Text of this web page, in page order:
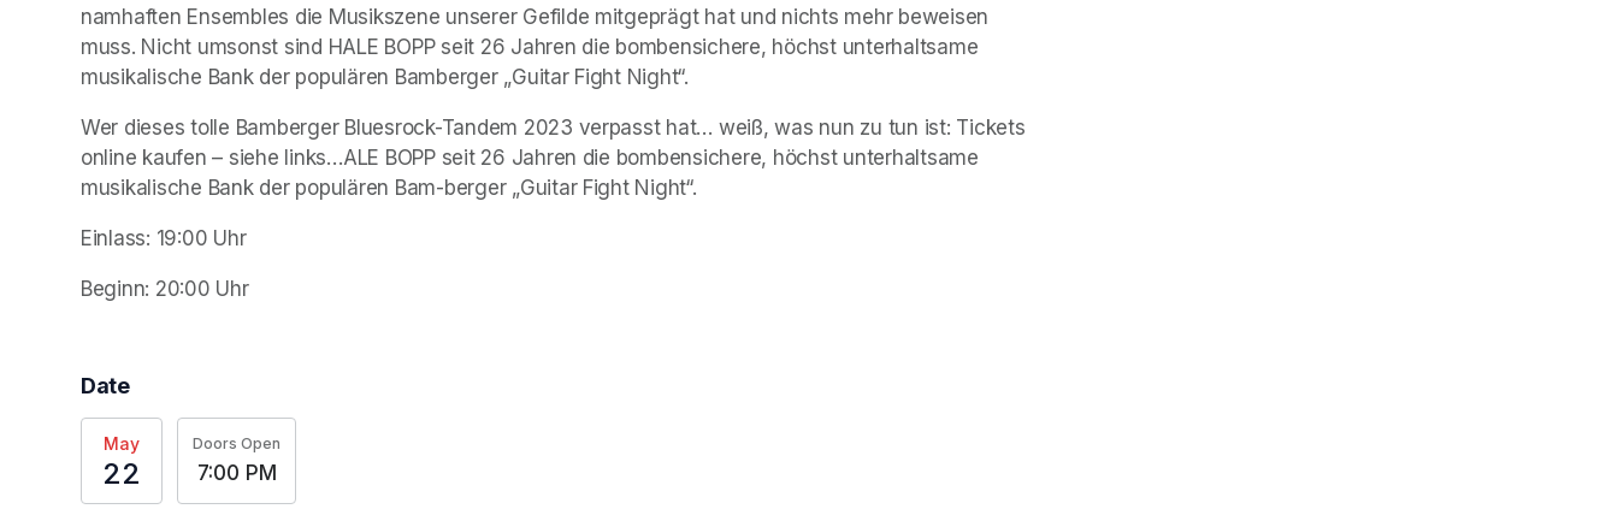
namhaften Ensembles die Musikszene unserer Gefilde mitgeprägt hat und nichts mehr beweisen
muss. Nicht umsonst sind HALE BOPP seit 26 Jahren die bombensichere, höchst unterhaltsame
musikalische Bank der populären Bamberger „Guitar Fight Night“.
Wer dieses tolle Bamberger Bluesrock-Tandem 2023 verpasst hat… weiß, was nun zu tun ist: Tickets
online kaufen – siehe links…ALE BOPP seit 26 Jahren die bombensichere, höchst unterhaltsame
musikalische Bank der populären Bam-berger „Guitar Fight Night“.
Einlass: 19:00 Uhr
Beginn: 20:00 Uhr
Date
May
22
Doors Open
7:00 PM